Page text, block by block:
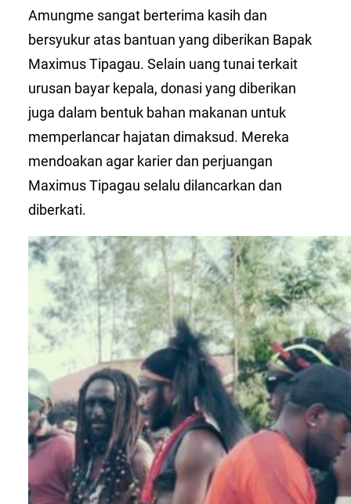
Amungme sangat berterima kasih dan
bersyukur atas bantuan yang diberikan Bapak
Maximus Tipagau. Selain uang tunai terkait
urusan bayar kepala, donasi yang diberikan
juga dalam bentuk bahan makanan untuk
memperlancar hajatan dimaksud. Mereka
mendoakan agar karier dan perjuangan
Maximus Tipagau selalu dilancarkan dan
diberkati.